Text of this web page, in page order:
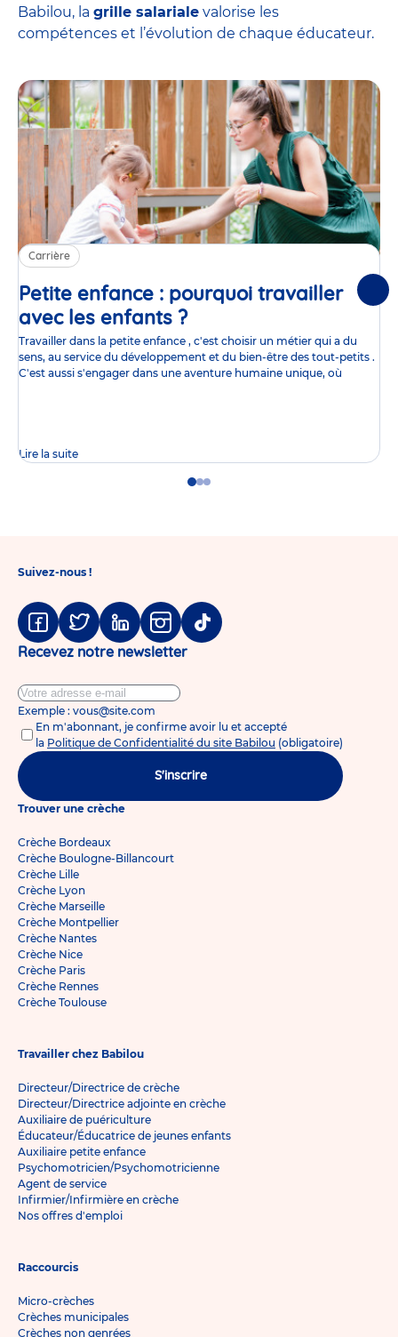
Babilou, la grille salariale valorise les
compétences et l’évolution de chaque éducateur.
Carrière
Petite enfance : pourquoi travailler
avec les enfants ?Article
Travailler dans la petite enfance , c'est choisir un métier qui a du
sens, au service du développement et du bien-être des tout-petits .
C'est aussi s'engager dans une aventure humaine unique, où
Lire la suite
GoGoGo
Suivez-nous !
Facebook
TwitterLinkedinInstagram
Tiktok
Recevez notre newsletter
Exemple : vous@site.com
En m'abonnant, je confirme avoir lu et accepté
la Politique de Confidentialité du site Babilou (obligatoire)
S'inscrire
Trouver une crèche
Crèche Bordeaux
Crèche Boulogne-Billancourt
Crèche Lille
Crèche Lyon
Crèche Marseille
Crèche Montpellier
Crèche Nantes
Crèche Nice
Crèche Paris
Crèche Rennes
Crèche Toulouse
Travailler chez Babilou
Directeur/Directrice de crèche
Directeur/Directrice adjointe en crèche
Auxiliaire de puériculture
Éducateur/Éducatrice de jeunes enfants
Auxiliaire petite enfance
Psychomotricien/Psychomotricienne
Agent de service
Infirmier/Infirmière en crèche
Nos offres d'emploi
Raccourcis
Micro-crèches
Crèches municipales
Crèches non genrées